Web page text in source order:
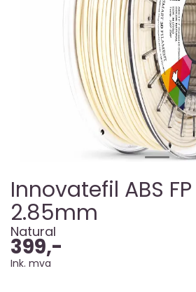
Innovatefil ABS FP
2.85mm
Natural
399,-
Ink. mva